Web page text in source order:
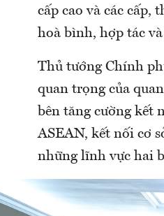
cấp cao và các cấp,
hoà bình, hợp tác
Thủ tướng Chính
quan trọng của
bên tăng cường kết
ASEAN, kết nối cơ
những lĩnh vực hai